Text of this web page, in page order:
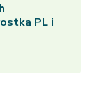
PL i